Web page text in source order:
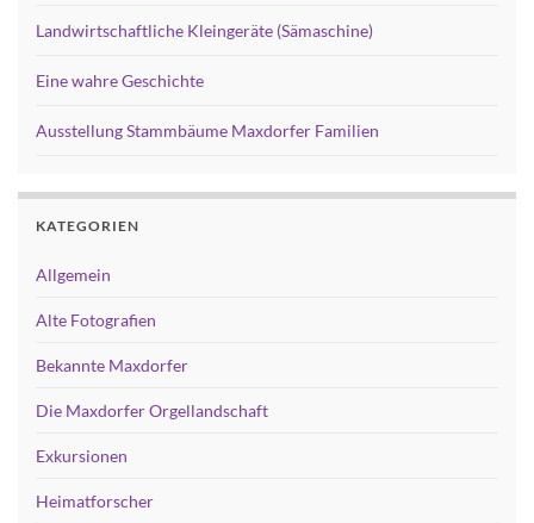
Landwirtschaftliche Kleingeräte (Sämaschine)
Eine wahre Geschichte
Ausstellung Stammbäume Maxdorfer Familien
KATEGORIEN
Allgemein
Alte Fotografien
Bekannte Maxdorfer
Die Maxdorfer Orgellandschaft
Exkursionen
Heimatforscher